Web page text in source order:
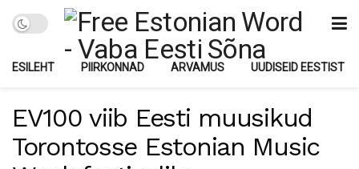
ESILEHT PIIRKONNAD ARVAMUS UUDISEID EESTIST
EV100 viib Eesti muusikud
Torontosse Estonian Music